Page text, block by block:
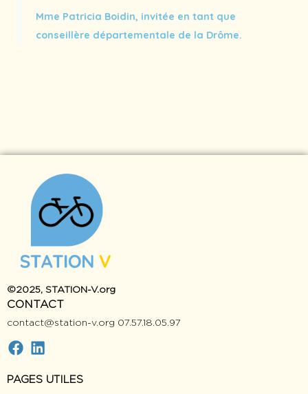
Mme Patricia Boidin, invitée en tant que
conseillère départementale de la Drôme.
©2025, STATION-V.org
contact@station-v.org 07.57.18.05.97
PAGES UTILES